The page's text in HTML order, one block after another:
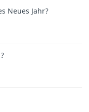
Neues Jahr?